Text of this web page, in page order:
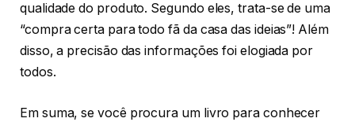
qualidade do produto. Segundo eles, trata-se de uma
“compra certa para todo fã da casa das ideias”! Além
disso, a precisão das informações foi elogiada por
todos.
Em suma, se você procura um livro para conhecer